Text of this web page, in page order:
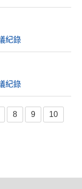
紀錄
紀錄
8 9 10